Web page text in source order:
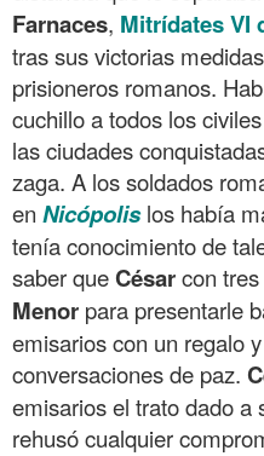
Farnaces, MitrídatesVI
tras sus victorias
prisioneros romanos.
cuchillo a todos los
las ciudades
zaga. A los soldados
en Nicópolis los había
tenía conocimiento de
saber queCésarcon
Menor para presentarle
emisarios con un regalo
conversaciones de paz.
emisarios el trato dado a
rehusó cualquier